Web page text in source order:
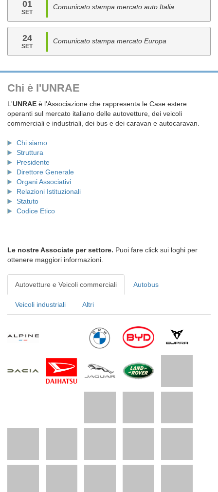
01
SET
Comunicato stampa mercato auto Italia
24
SET
Comunicato stampa mercato Europa
Chi è l'UNRAE
L'UNRAE è l'Associazione che rappresenta le Case estere
operanti sul mercato italiano delle autovetture, dei veicoli
commerciali e industriali, dei bus e dei caravan e autocaravan.
Chi siamo
Struttura
Presidente
Direttore Generale
Organi Associativi
Relazioni Istituzionali
Statuto
Codice Etico
Le nostre Associate per settore. Puoi fare click sui loghi per
ottenere maggiori informazioni.
Autovetture e Veicoli commerciali Autobus
Veicoli industriali Altri